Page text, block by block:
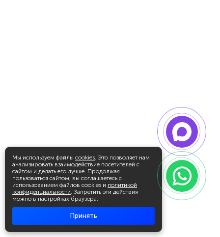
Мы используем файлы cookies. Это позволяет нам
анализировать взаимодействие посетителей с
сайтом и делать его лучше. Продолжая
пользоваться сайтом, вы соглашаетесь с
использованием файлов cookies и политикой
конфиденциальности. Запретить эти действия
можно в настройках браузера.
Принять